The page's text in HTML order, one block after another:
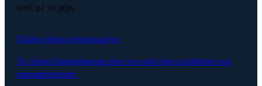
ποτέ με το χέρι.
Πλάνο πάντα ενημερωμένο
Το πλάνο ξαναγράφεται μόνο του από όσα ειπώθηκαν και
αποφασίστηκαν.